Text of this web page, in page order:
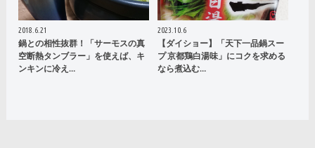
2018.6.21
鍋との相性抜群！「サーモスの真
空断熱タンブラー」を使えば、キ
ンキンに冷え…
2023.10.6
【ダイショー】「天下一品鍋スー
プ 京都鶏白湯味」にコクを求める
なら煮込む…